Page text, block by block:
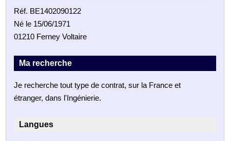
Réf. BE1402090122
Né le 15/06/1971
01210 Ferney Voltaire
Ma recherche
Je recherche tout type de contrat, sur la France et
étranger, dans l'Ingénierie.
Langues